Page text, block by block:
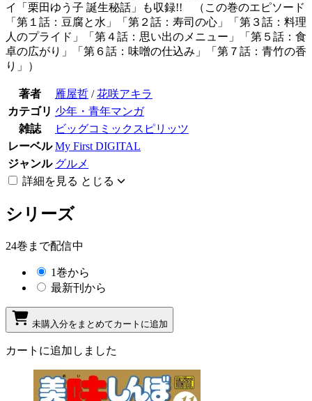
イ「栗田ゆう子 誕生秘話」も収録!! （この巻のエピソード
「第１話：豆腐と水」「第２話：寿司の心」「第３話：料理
人のプライド」「第４話：思い出のメニュー」「第５話：食
卓の広がり」「第６話：味噌の仕込み」「第７話：青竹の香
り」）
著者 雁屋哲 /花咲アキラ
カテゴリ 少年・青年マンガ
雑誌
ビッグコミックスピリッツ
レーベル My First DIGITAL
ジャンル グルメ
詳細を見る とじる
シリーズ
24巻まで配信中
1巻から
最新刊から
未購入分をまとめてカートに追加
カートに追加しました